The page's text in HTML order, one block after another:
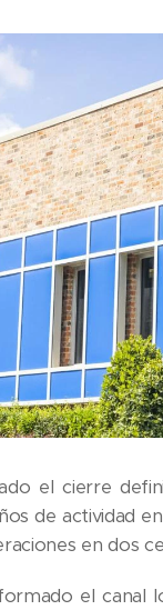
el cierre
de actividad
en dos
el canal